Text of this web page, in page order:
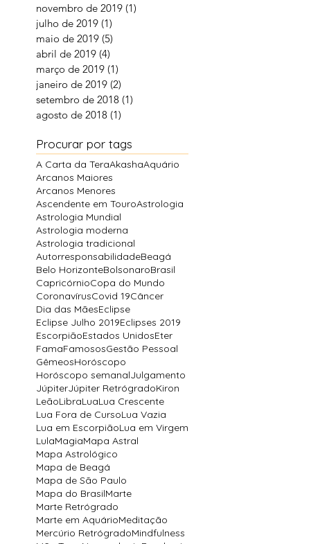
novembro de 2019 (1)
julho de 2019 (1)
maio de 2019 (5)
abril de 2019 (4)
março de 2019 (1)
janeiro de 2019 (2)
setembro de 2018 (1)
agosto de 2018 (1)
Procurar por tags
A Carta da TeraAkashaAquário
Arcanos Maiores
Arcanos Menores
Ascendente em TouroAstrologia
Astrologia Mundial
Astrologia moderna
Astrologia tradicional
AutorresponsabilidadeBeagá
Belo HorizonteBolsonaroBrasil
CapricórnioCopa do Mundo
CoronavírusCovid 19Câncer
Dia das MãesEclipse
Eclipse Julho 2019Eclipses 2019
EscorpiãoEstados UnidosEter
FamaFamososGestão Pessoal
GêmeosHoróscopo
Horóscopo semanalJulgamento
JúpiterJúpiter RetrógradoKiron
LeãoLibraLuaLua Crescente
Lua Fora de CursoLua Vazia
Lua em EscorpiãoLua em Virgem
LulaMagiaMapa Astral
Mapa Astrológico
Mapa de Beagá
Mapa de São Paulo
Mapa do BrasilMarte
Marte Retrógrado
Marte em AquárioMeditação
Mercúrio RetrógradoMindfulness